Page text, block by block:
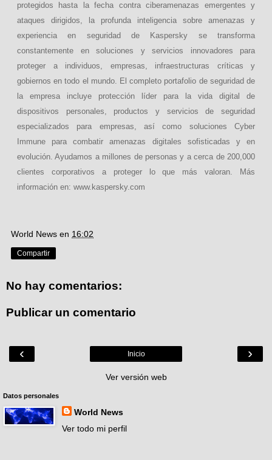
protegidos hasta la fecha contra ciberamenazas emergentes y
ataques dirigidos, la profunda inteligencia sobre amenazas y
experiencia en seguridad de Kaspersky se transforma
constantemente en soluciones y servicios innovadores para
proteger a individuos, empresas, infraestructuras críticas y
gobiernos en todo el mundo. El completo portafolio de seguridad de
la empresa incluye protección líder para la vida digital de
dispositivos personales, productos y servicios de seguridad
especializados para empresas, así como soluciones Cyber
Immune para combatir amenazas digitales sofisticadas y en
evolución. Ayudamos a millones de personas y a cerca de 200,000
clientes corporativos a proteger lo que más valoran. Más
información en: www.kaspersky.com
World News en 16:02
Compartir
No hay comentarios:
Publicar un comentario
‹ ›
Inicio
Ver versión web
Datos personales
World News
Ver todo mi perfil